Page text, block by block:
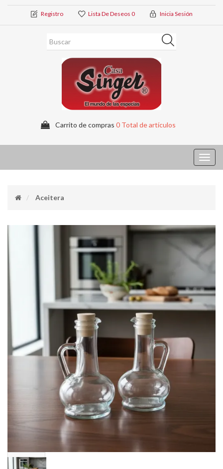
Registro Lista De Deseos 0 Inicia Sesión
Carrito de compras 0 Total de artículos
Aceitera